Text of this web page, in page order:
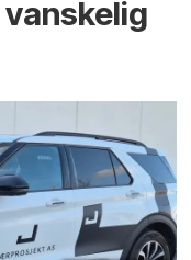
vanskelig